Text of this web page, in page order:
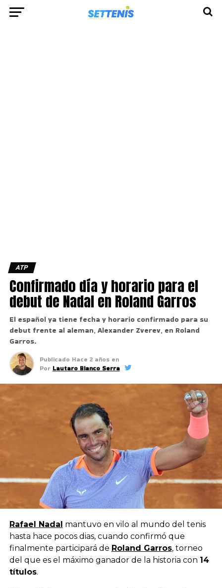
ATP
Confirmado día y horario para el
debut de Nadal en Roland Garros
El español ya tiene fecha y horario confirmado para su
debut frente al aleman, Alexander Zverev, en Roland
Garros.
Publicado Hace 2 años en
Por Lautaro Bianco Serra
Rafael Nadal mantuvo en vilo al mundo del tenis
hasta hace pocos dias, cuando confirmó que
finalmente participará de Roland Garros, torneo
del que es el máximo ganador de la historia con 14
títulos.